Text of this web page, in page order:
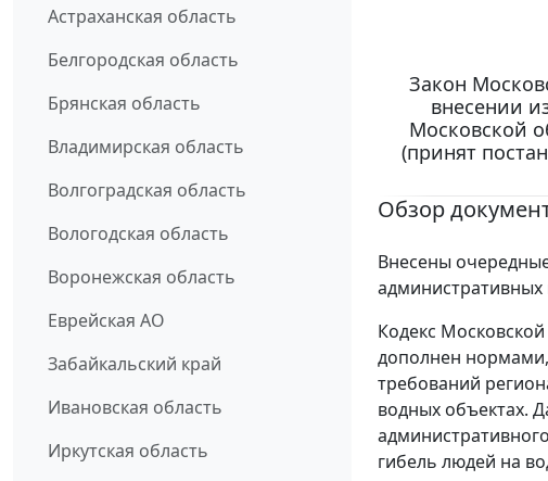
Астраханская область
Белгородская область
Брянская область
Владимирская область
Волгоградская область
Вологодская область
Воронежская область
Еврейская АО
Забайкальский край
Ивановская область
Иркутская область
Закон
внесении
Московской
(принят
Обзор
Внесены
Кодекс
дополнен нормами,
требований
водных объектах.
гибель людей на